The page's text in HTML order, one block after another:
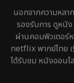
นอกจากความหลา
รองรับการ ดูหนั
ผ่านคอมพิวเตอร์
netflix พากย์ไทย
ได้รับชม หนังออน